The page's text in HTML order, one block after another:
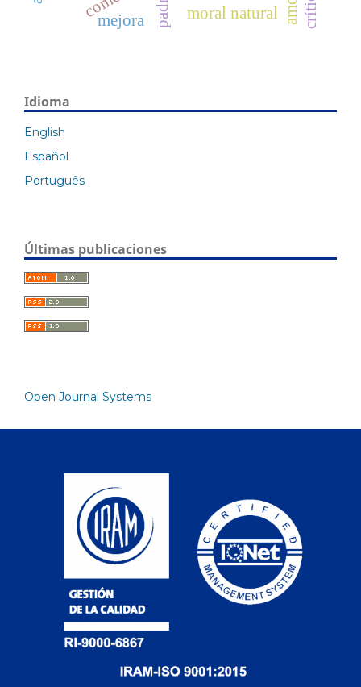
moral natural
mejora
Idioma
English
Español
Português
Últimas publicaciones
Open Journal Systems